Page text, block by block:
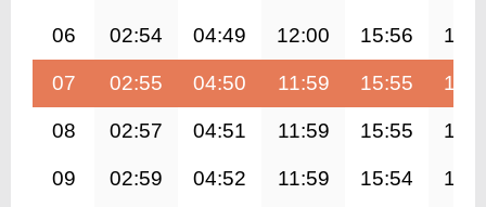
06 02:54 04:49 12:00 15:56
07 02:55 04:50 11:59 15:55
08 02:57 04:51 11:59 15:55
09 02:59 04:52 11:59 15:54